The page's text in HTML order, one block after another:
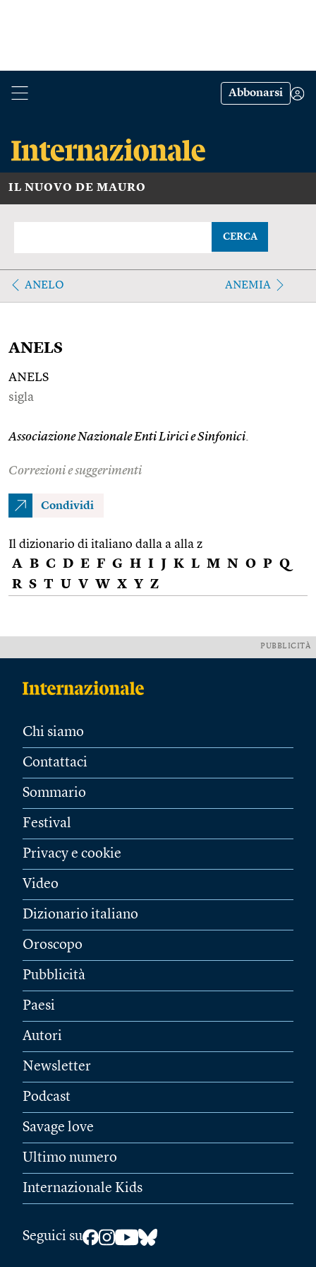
Abbonarsi
IL NUOVO DE MAURO
CERCA
ANELO ANEMIA
ANELS
ANELS
sigla
Associazione Nazionale Enti Lirici e Sinfonici
Correzioni e suggerimenti
Condividi
Il dizionario di italiano dalla a alla z
A B C D E F G H I J K L M N O P Q
R S T U V W X Y Z
PUBBLICITÀ
Chi siamo
Contattaci
Sommario
Festival
Privacy e cookie
Video
Dizionario italiano
Oroscopo
Pubblicità
Paesi
Autori
Newsletter
Podcast
Savage love
Ultimo numero
Internazionale Kids
Seguici su